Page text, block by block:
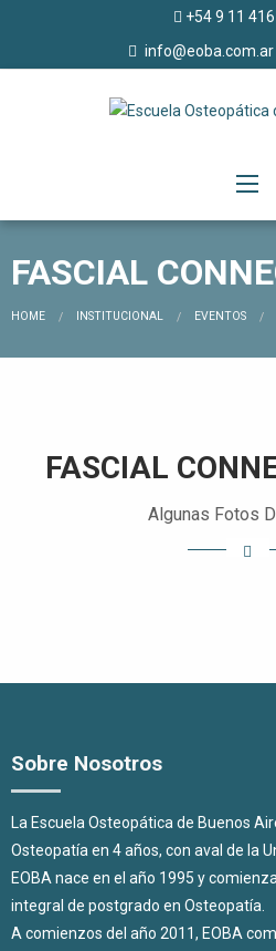
+54 9 11
info@eoba.com.ar
FASCIAL
HOME INSTITUCIONAL EVENTOS
FASCIAL
Algunas Fotos
Sobre Nosotros
La Escuela Osteopática de Buenos
Osteopatía en 4 años, con aval de la
EOBA nace en el año 1995 y
integral de postgrado en Osteopatía.
A comienzos del año 2011, EOBA